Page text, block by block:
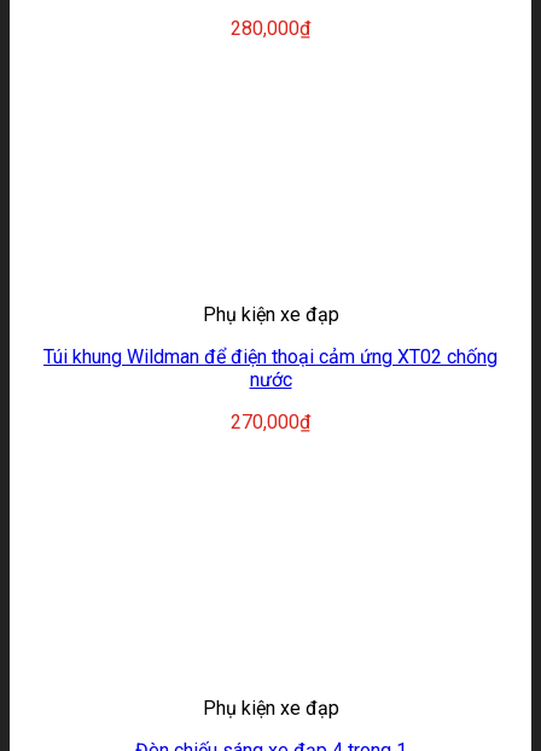
280,000₫
Phụ kiện xe đạp
Túi khung Wildman để điện thoại cảm ứng XT02 chống
nước
270,000₫
Phụ kiện xe đạp